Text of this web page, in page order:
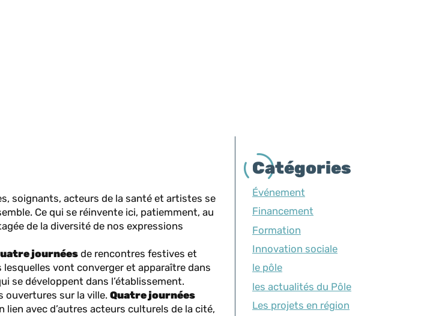
soignants, acteurs de la santé et artistes se
Ce qui se réinvente ici, patiemment, au
de la diversité de nos expressions
journées de rencontres festives et
lesquelles vont converger et apparaître dans
se développent dans l’établissement.
ouvertures sur la ville. Quatre journées
avec d’autres acteurs culturels de la cité,
Catégories
Événement
Financement
Formation
Innovation sociale
le pôle
les actualités du Pôle
Les projets en région